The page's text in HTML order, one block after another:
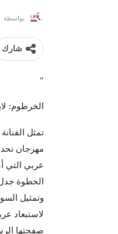
بواسطة
شارك
“
الخرطوم:
تمثل
مهرجان
عربي التي
الخطوة
وتمثيل
لاستبعاد
صفحتها